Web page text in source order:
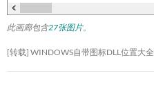
此画廊包含27张图片。
[转载] WINDOWS自带图标DLL位置大全